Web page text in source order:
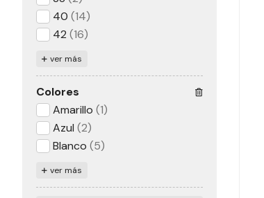
40 (14)
42 (16)
ver más
Colores
Amarillo (1)
Azul (2)
Blanco (5)
ver más